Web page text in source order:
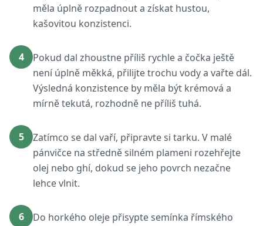
měla úplně rozpadnout a získat hustou,
kašovitou konzistenci.
4
Pokud dal zhoustne příliš rychle a čočka ještě
není úplně měkká, přilijte trochu vody a vařte dál.
Výsledná konzistence by měla být krémová a
mírně tekutá, rozhodně ne příliš tuhá.
5
Zatímco se dal vaří, připravte si tarku. V malé
pánvičce na středně silném plameni rozehřejte
olej nebo ghí, dokud se jeho povrch nezačne
lehce vlnit.
6
Do horkého oleje přisypte semínka římského